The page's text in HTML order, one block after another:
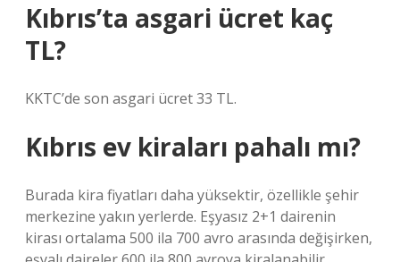
Kıbrıs’ta asgari ücret kaç
TL?
KKTC’de son asgari ücret 33 TL.
Kıbrıs ev kiraları pahalı mı?
Burada kira fiyatları daha yüksektir, özellikle şehir
merkezine yakın yerlerde. Eşyasız 2+1 dairenin
kirası ortalama 500 ila 700 avro arasında değişirken,